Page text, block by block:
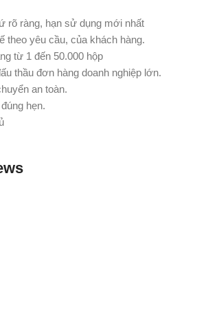
rõ ràng, hạn sử dụng mới nhất
theo yêu cầu, của khách hàng.
từ 1 đến 50.000 hộp
thầu đơn hàng doanh nghiệp lớn.
an toàn.
hẹn.